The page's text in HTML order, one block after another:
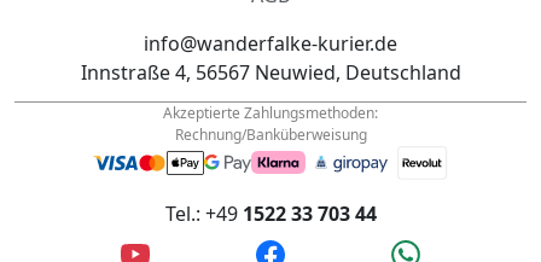
Akzeptierte Zahlungsmethoden:
Rechnung/Banküberweisung
Tel.: +491522 33 703 44